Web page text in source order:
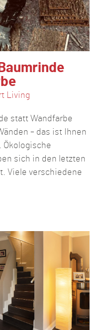
Living
statt Wandfarbe
– das ist Ihnen
sich in den letzten
Viele verschiedene